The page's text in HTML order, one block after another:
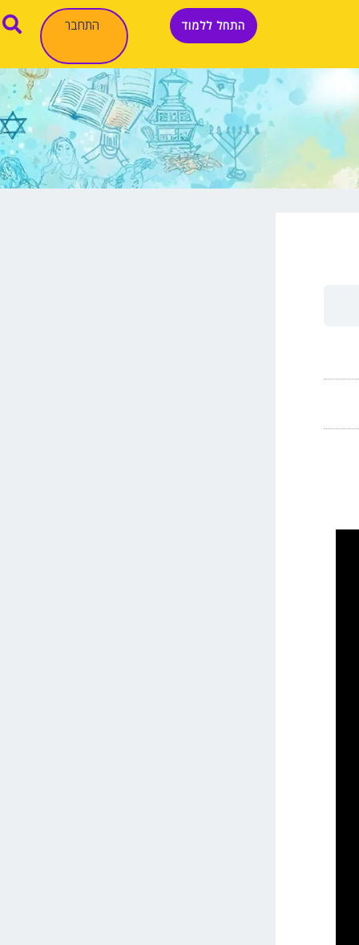
התחל ללמוד התחבר